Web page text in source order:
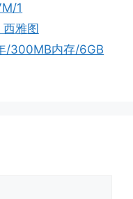
1
雅图
/300MB内存/6GB